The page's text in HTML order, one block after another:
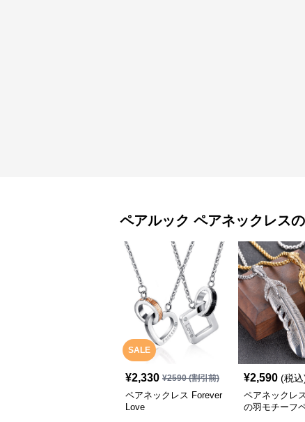
ペアルック ペアネックレス
SALE
¥2,330 ¥2590(割引前)
ペアネックレス Forever
Love
¥2,590 (税込
ペアネックレ
の羽モチーフ